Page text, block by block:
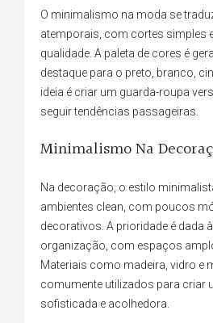
O minimalismo na moda se
atemporais, com cortes simples
qualidade. A paleta de cores é
destaque para o preto, branco,
ideia é criar um guarda-roupa
seguir tendências passageiras.
Minimalismo Na
Na decoração, o estilo
ambientes clean, com poucos
decorativos. A prioridade é dada
organização, com espaços
Materiais como madeira, vidro e
comumente utilizados para criar
sofisticada e acolhedora.